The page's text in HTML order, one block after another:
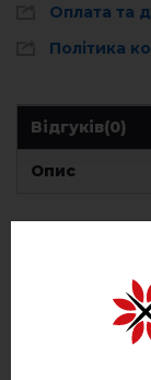
Оплата та
Політика
Відгуків(0)
Опис
Немає відгуків
додайте